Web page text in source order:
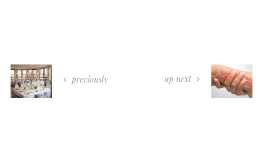
previously up next